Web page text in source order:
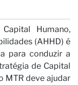
Humano,
(AHHD) é
para conduzir a
de Capital
MTR deve ajudar